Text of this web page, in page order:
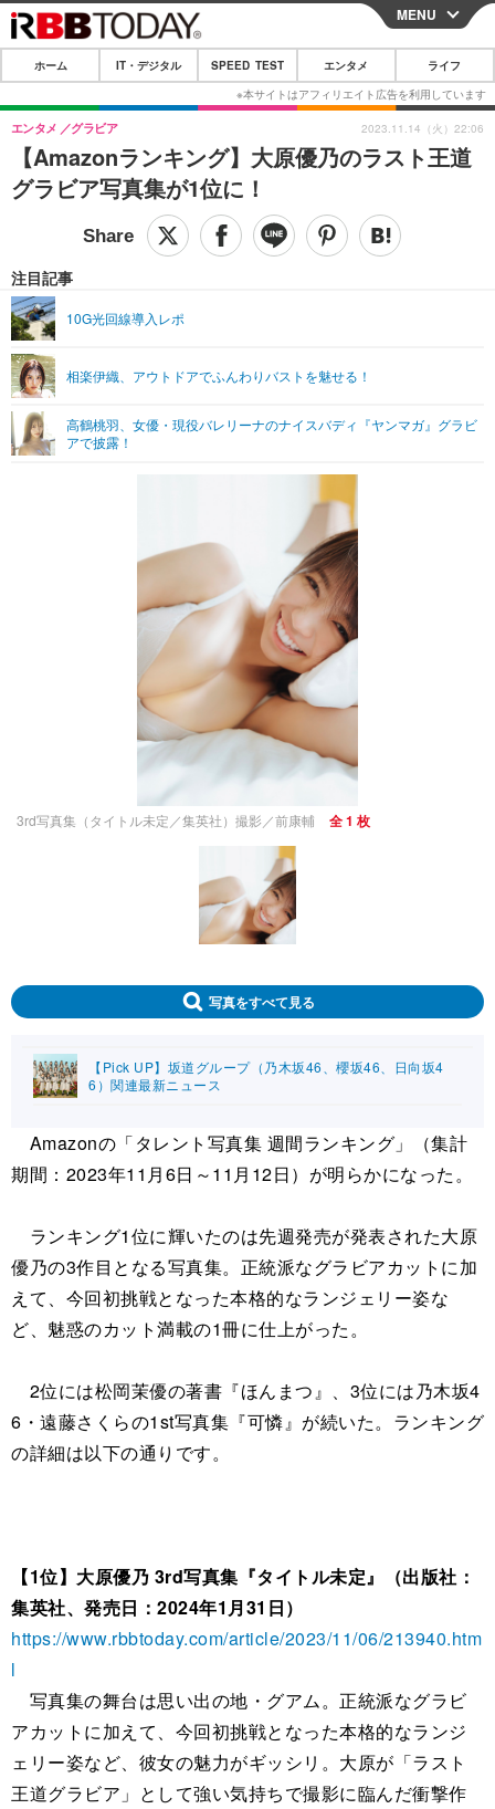
CLOSE
ホーム
IT・デジタル
IT・デジタルTOP スマートフォン
ショッピング その他
SPEED TEST
エンタメTOP 映画・ドラマ
グラビア ブログ
ショッピング その他
ライフTOP
リリース一覧
プッシュ通知の停止方法
MENU
ホーム IT・デジタル SPEED TEST エンタメ ライフ
【Amazonランキング】大原優乃のラスト王道
グラビア写真集が1位に！
エンタメ グラビア
注目記事
10G光回線導入レポ
相楽伊織、アウトドアでふんわりバストを魅せる！
高鶴桃羽、女優・現役バレリーナのナイスバディ『ヤンマガ』グラビ
アで披露！
2023.11.14（火）22:06
3rd写真集（タイトル未定／集英社）撮影／前康輔 全 1 枚
写真をすべて見る
【Pick UP】坂道グループ（乃木坂46、櫻坂46、日向坂4
6）関連最新ニュース
Amazonの「タレント写真集 週間ランキング」（集計
期間：2023年11月6日～11月12日）が明らかになった。
ランキング1位に輝いたのは先週発売が発表された大原
優乃の3作目となる写真集。正統派なグラビアカットに加
えて、今回初挑戦となった本格的なランジェリー姿な
ど、魅惑のカット満載の1冊に仕上がった。
2位には松岡茉優の著書『ほんまつ』、3位には乃木坂4
6・遠藤さくらの1st写真集『可憐』が続いた。ランキング
の詳細は以下の通りです。
【1位】大原優乃 3rd写真集『タイトル未定』（出版社：
集英社、発売日：2024年1月31日）
https://www.rbbtoday.com/article/2023/11/06/213940.htm
l
写真集の舞台は思い出の地・グアム。正統派なグラビ
アカットに加えて、今回初挑戦となった本格的なランジ
ェリー姿など、彼女の魅力がギッシリ。大原が「ラスト
王道グラビア」として強い気持ちで撮影に臨んだ衝撃作